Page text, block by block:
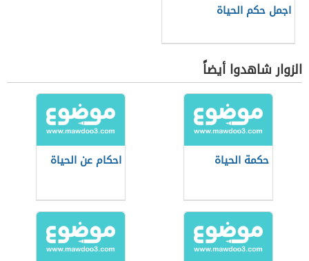
اجمل حكم الحياة
الزوار شاهدوا أيضاً
حكمة الحياة احكام عن الحياة